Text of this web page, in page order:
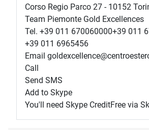
Corso Regio Parco 27 - 10152
Team Piemonte Gold Excellences
Tel. +39 011 670060000+39 011
+39 011 6965456
Email
Call
Send SMS
Add to Skype
You'll need Skype CreditFree via